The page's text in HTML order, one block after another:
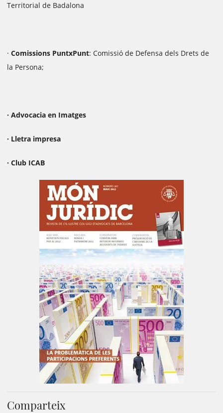
Territorial de Badalona
· Comissions PuntxPunt: Comissió de Defensa dels Drets de
la Persona;
· Advocacia en Imatges
· Lletra impresa
· Club ICAB
Comparteix